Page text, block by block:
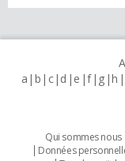
a b c d e f g h
Qui sommes nous
Données